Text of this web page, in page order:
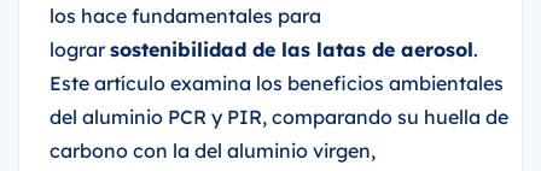
los hace fundamentales para
lograrsostenibilidad de las latas de aerosol.
Este artículo examina los beneficios ambientales
del aluminio PCR y PIR, comparando su huella de
carbono con la del aluminio virgen,